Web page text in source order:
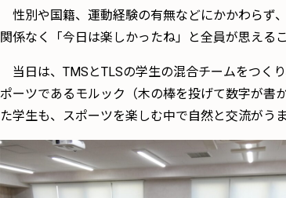
性別や国籍、運動経験の有無などにかかわらず
関係なく「今日は楽しかったね」と全員が思える
当日は、TMSとTLSの学生の混合チームをつく
ポーツであるモルック（木の棒を投げて数字が書
た学生も、スポーツを楽しむ中で自然と交流がう